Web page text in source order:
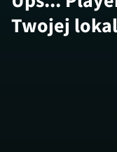
Twojej